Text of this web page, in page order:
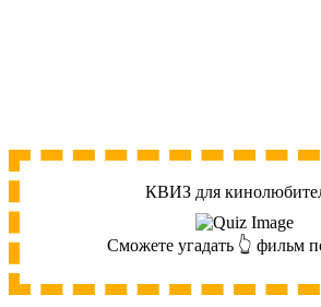
КВИЗ для
Сможете угадать 👆 фильм